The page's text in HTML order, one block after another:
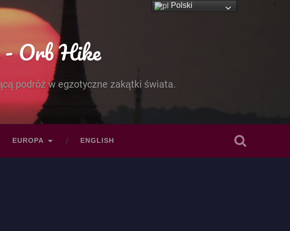
- Orb Hike
podróż w egzotyczne zakątki świata.
EUROPA ENGLISH
Polski